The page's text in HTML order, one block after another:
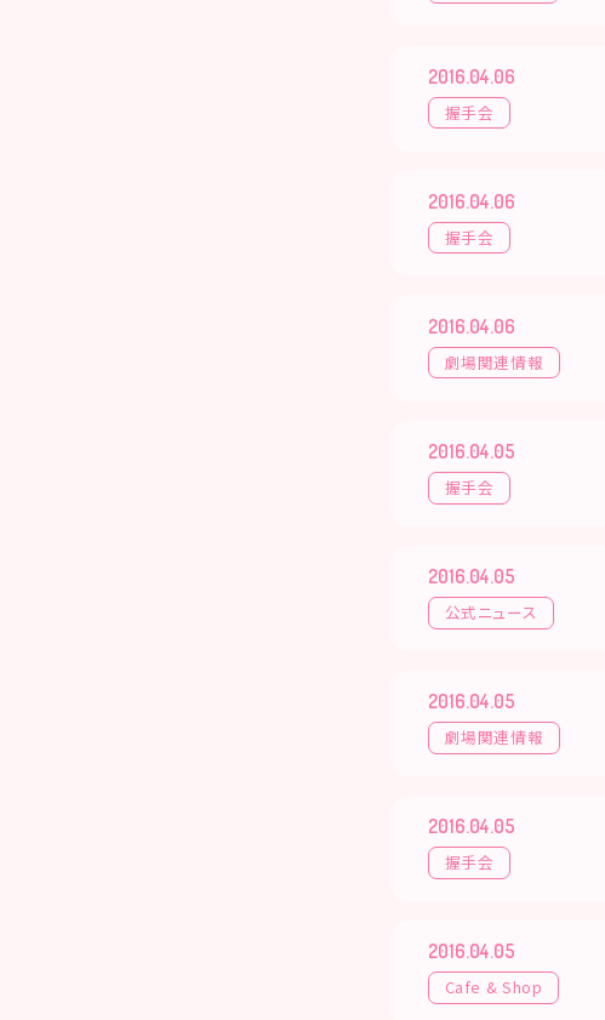
2016.04.06
握手会
2016.04.06
握手会
2016.04.06
劇場関連情報
2016.04.05
握手会
2016.04.05
公式ニュース
2016.04.05
劇場関連情報
2016.04.05
握手会
2016.04.05
Cafe & Shop